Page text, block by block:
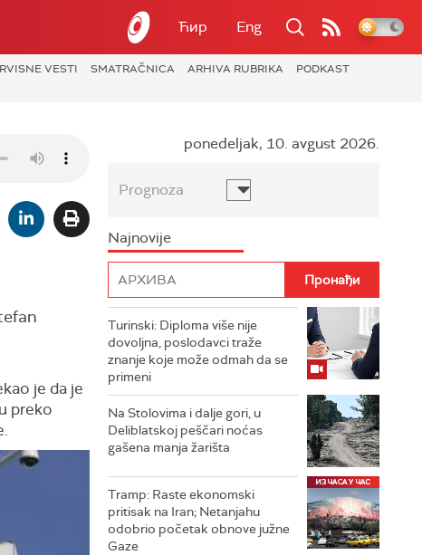
Ћир Eng
VESTI SMATRAČNICA ARHIVA RUBRIKA
PODKAST
je da je
preko
ponedeljak, 10. avgust 2026.
Prognoza
Najnovije
Turinski: Diploma više nije
dovoljna, poslodavci traže
znanje koje može odmah da se
primeni
Na Stolovima i dalje gori, u
Deliblatskoj peščari noćas
gašena manja žarišta
Tramp: Raste ekonomski
pritisak na Iran; Netanjahu
odobrio početak obnove južne
Gaze